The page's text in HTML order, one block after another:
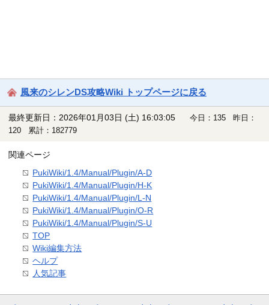
風来のシレンDS攻略Wiki トップページに戻る
最終更新日：2026年01月03日 (土) 16:03:05
今日：135 昨日：
120 累計：182779
関連ページ
PukiWiki/1.4/Manual/Plugin/A-D
PukiWiki/1.4/Manual/Plugin/H-K
PukiWiki/1.4/Manual/Plugin/L-N
PukiWiki/1.4/Manual/Plugin/O-R
PukiWiki/1.4/Manual/Plugin/S-U
TOP
Wiki編集方法
ヘルプ
人気記事